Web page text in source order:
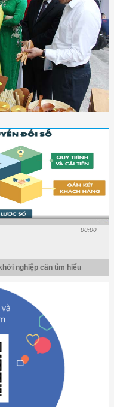
00:00
nghiệp cần tìm hiểu